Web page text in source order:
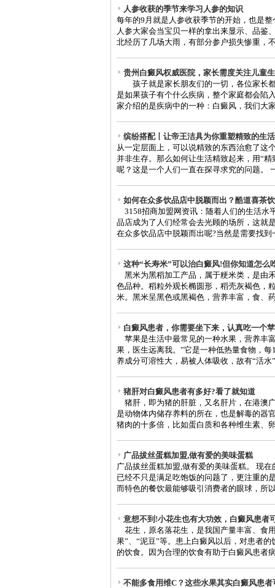
人参收获的季节来学习人参的知识
每年的9月就是人参收获季节的开始，也是
人参大家会当宝贝一样的拿出来显示、品鉴
北经历了几场大雨，有部分参户损失惨重，
贵州白癜风权威医院，家长需度关注儿童
孩子就是家长朋友们的一切，各位家长
是如果孩子有个什么疾病，整个家庭都会陷
家介绍的是疾病中的一种：白癜风，我们大
缤纷搭配丨让帝王洁具为你重塑精致的生活
从一定层面上，可以说精致的东西治愈了这
并非生存。那么如何让生活精致起来，用“
呢？这是一个人们一直在探寻求究的问题。
如何在众多饮品店中脱颖而出？酷道喜茶
3158招商加盟网资讯：随着人们的生活水
品店成为了人们经常会去光顾的场所，这就
在众多饮品店中脱颖而出呢?当然是需要找到
这种“长寿米”可以治白癜风!但你知道怎么
黑米为黑稻加工产品，属于粳米类，是由
色品种。稻粒外观长椭圆形，稻壳灰褐色，
米。黑米呈黑色或黑褐色，营养丰富，食、
白癜风患者，你需要坐下来，认真吃一个
苹果是生活中最常见的一种水果，营养丰
果，医生远离我。”它是一种低热量食物，
养成分可溶性大，易被人体吸收，故有“活水
猪肝对白癜风患者有多好?看了就知道
猪肝，即为猪的肝脏，又名肝片，在港澳
是动物体内储存养料的所在，也是解毒的器
猪肉的十多倍，比如蛋白质和各种维生素、
广品拔丝蛋糕加盟,做有爱的美味蛋糕
广品拔丝蛋糕加盟,做有爱的美味蛋糕。 现
已经不只是满足吃饱饭的问题了，更注重的
而特色的餐饮最能够吸引消费者的眼球，所
意想不到!小花生也有大功效，白癜风患者
花生，原名落花生，是我国产量丰富、食
果”、“泥豆”等。患上白癜风以后，对患者
的饮食。因为合理的饮食有助于白癜风患者
不能多食用维C？这些水果其实白癜风患者